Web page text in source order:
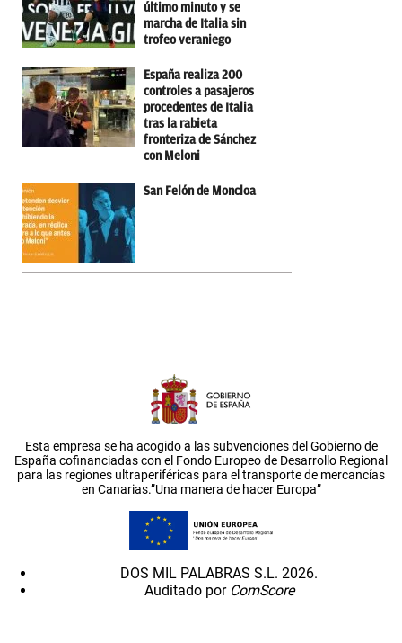
último minuto y se
marcha de Italia sin
trofeo veraniego
España realiza 200
controles a pasajeros
procedentes de Italia
tras la rabieta
fronteriza de Sánchez
con Meloni
San Felón de Moncloa
Esta empresa se ha acogido a las subvenciones del Gobierno de
España cofinanciadas con el Fondo Europeo de Desarrollo Regional
para las regiones ultraperiféricas para el transporte de mercancías
en Canarias.”Una manera de hacer Europa”
DOS MIL PALABRAS S.L. 2026.
Auditado por ComScore